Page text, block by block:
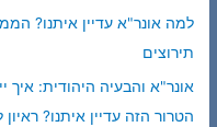
למה אונר"א עדיין איתנו?
תירוצים
הטרור הזה עדיין איתנו? ראיון לערוץ 7